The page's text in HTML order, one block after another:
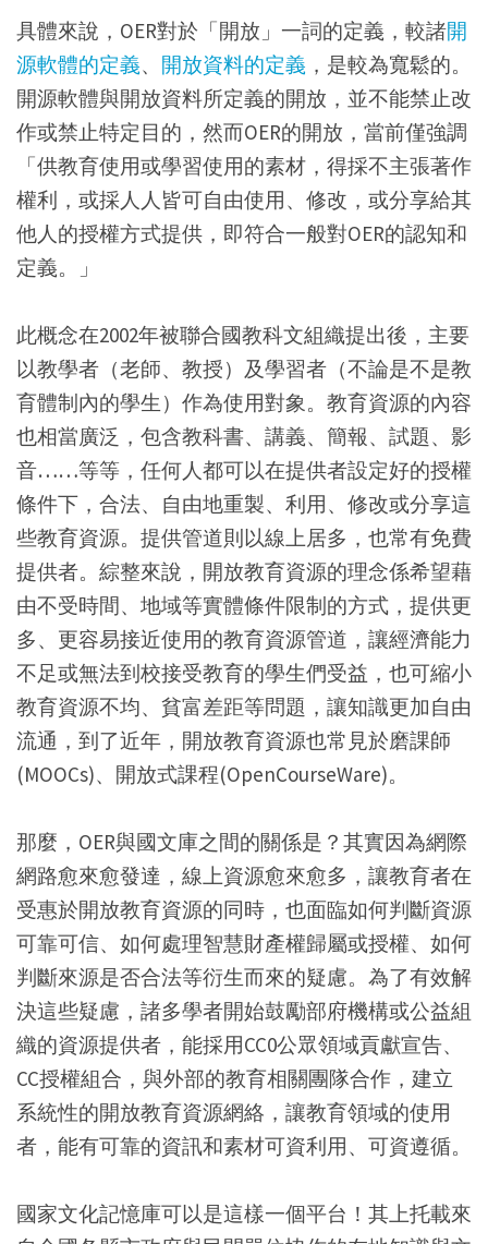
具體來說，OER對於「開放」一詞的定義，較諸開
源軟體的定義、 開放資料的定義 ，是較為寬鬆的。
開源軟體與開放資料所定義的開放，並不能禁止改
作或禁止特定目的，然而OER的開放，當前僅強調
「供教育使用或學習使用的素材，得採不主張著作
權利，或採人人皆可自由使用、修改，或分享給其
他人的授權方式提供，即符合一般對OER的認知和
定義。」
此概念在2002年被聯合國教科文組織提出後，主要
以教學者（老師、教授）及學習者（不論是不是教
育體制內的學生）作為使用對象。教育資源的內容
也相當廣泛，包含教科書、講義、簡報、試題、影
音……等等，任何人都可以在提供者設定好的授權
條件下，合法、自由地重製、利用、修改或分享這
些教育資源。提供管道則以線上居多，也常有免費
提供者。綜整來說，開放教育資源的理念係希望藉
由不受時間、地域等實體條件限制的方式，提供更
多、更容易接近使用的教育資源管道，讓經濟能力
不足或無法到校接受教育的學生們受益，也可縮小
教育資源不均、貧富差距等問題，讓知識更加自由
流通，到了近年，開放教育資源也常見於磨課師
(MOOCs)、開放式課程(OpenCourseWare)。
那麼，OER與國文庫之間的關係是？其實因為網際
網路愈來愈發達，線上資源愈來愈多，讓教育者在
受惠於開放教育資源的同時，也面臨如何判斷資源
可靠可信、如何處理智慧財產權歸屬或授權、如何
判斷來源是否合法等衍生而來的疑慮。為了有效解
決這些疑慮，諸多學者開始鼓勵部府機構或公益組
織的資源提供者，能採用CC0公眾領域貢獻宣告、
CC授權組合，與外部的教育相關團隊合作，建立
系統性的開放教育資源網絡，讓教育領域的使用
者，能有可靠的資訊和素材可資利用、可資遵循。
國家文化記憶庫可以是這樣一個平台！其上托載來